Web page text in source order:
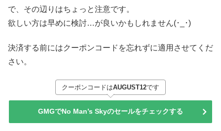
で、その辺りはちょっと注意です。
欲しい方は早めに検討…が良いかもしれません(･_･)
決済する前にはクーポンコードを忘れずに適用させてくだ
さい。
クーポンコードはAUGUST12です
GMGでNo Man’s Skyのセールをチェックする